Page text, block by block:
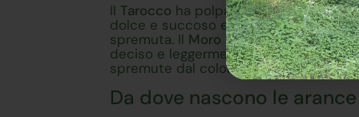
Il Tarocco ha polpa arancio con
dolce e succoso ed è la varietà più
spremuta. Il Moro ha polpa rosso
deciso e leggermente acidulo, con
spremute dal colore acceso ed è la
Da dove nascono le